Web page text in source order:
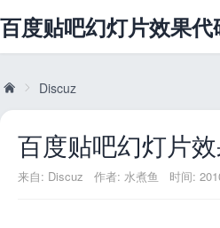
百度贴吧幻灯片效果
»
Discuz
百度贴吧幻灯片
来自: Discuz 作者: 水煮鱼 时间: